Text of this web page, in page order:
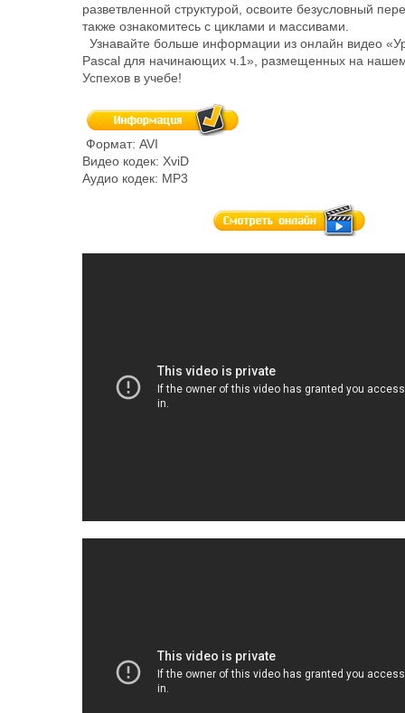
разветвленной структурой, освоите безусловный
также ознакомитесь с циклами и массивами.
Узнавайте больше информации из онлайн видео
Pascal для начинающих ч.1», размещенных на
Успехов в учебе!
Формат: AVI
Видео кодек: XviD
Аудио кодек: MP3